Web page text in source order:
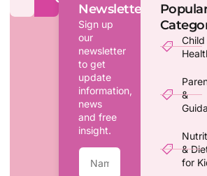
Newsletter
Sign up
our
newsletter
to get
update
information,
news
and free
insight.
Child
&
&
for